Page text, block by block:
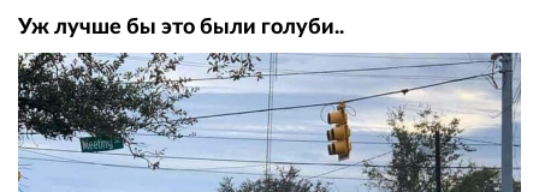
Уж лучше бы это были голуби..